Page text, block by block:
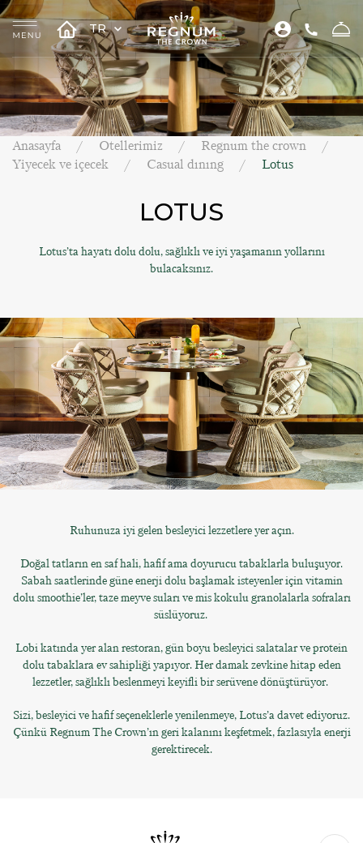
TR
Anasayfa Otellerimiz
Regnum the crown
Yiyecek ve içecek
Casual dınıng Lotus
LOTUS
Lotus’ta hayatı dolu dolu, sağlıklı ve iyi yaşamanın yollarını
bulacaksınız.
Ruhunuza iyi gelen besleyici lezzetlere yer açın.
Doğal tatların en saf hali, hafif ama doyurucu tabaklarla buluşuyor.
Sabah saatlerinde güne enerji dolu başlamak isteyenler için vitamin
dolu smoothie’ler, taze meyve suları ve mis kokulu granolalarla sofraları
süslüyoruz.
Lobi katında yer alan restoran, gün boyu besleyici salatalar ve protein
dolu tabaklara ev sahipliği yapıyor. Her damak zevkine hitap eden
lezzetler, sağlıklı beslenmeyi keyifli bir serüvene dönüştürüyor.
Sizi, besleyici ve hafif seçeneklerle yenilenmeye, Lotus’a davet ediyoruz.
Çünkü Regnum The Crown’ın geri kalanını keşfetmek, fazlasıyla enerji
gerektirecek.